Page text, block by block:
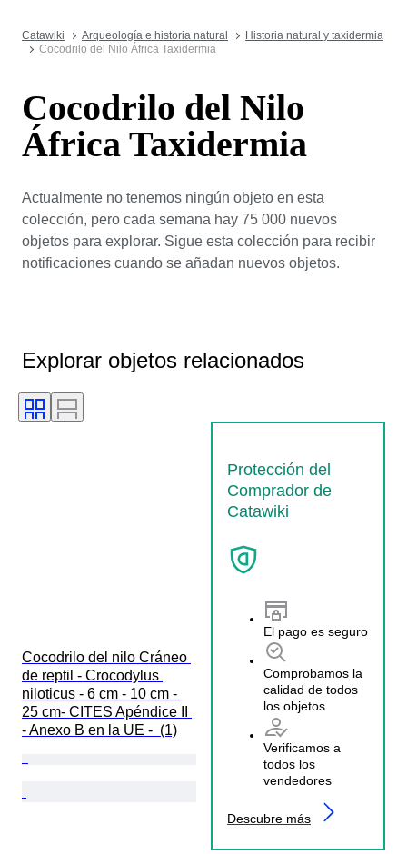
Catawiki Arqueología e historia natural
Historia natural y taxidermia
Cocodrilo del Nilo África Taxidermia
Cocodrilo del Nilo
África Taxidermia
Actualmente no tenemos ningún objeto en esta
colección, pero cada semana hay 75 000 nuevos
objetos para explorar. Sigue esta colección para recibir
notificaciones cuando se añadan nuevos objetos.
Explorar objetos relacionados
Protección del
Comprador de
Catawiki
El pago es seguro
Comprobamos la
calidad de todos
los objetos
Verificamos a
todos los
vendedores
Descubre más
Cocodrilo del nilo Cráneo
de reptil - Crocodylus
niloticus - 6 cm - 10 cm -
25 cm- CITES Apéndice II
- Anexo B en la UE -  (1)